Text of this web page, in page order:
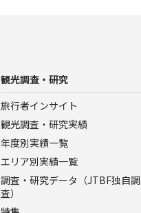
観光調査・研究
旅行者インサイト
観光調査・研究実績
年度別実績一覧
エリア別実績一覧
調査・研究データ（JTBF独自調
査）